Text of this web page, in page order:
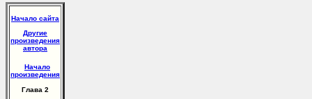
Начало сайта
Другие
произведения
автора
Начало
произведения
Глава 2